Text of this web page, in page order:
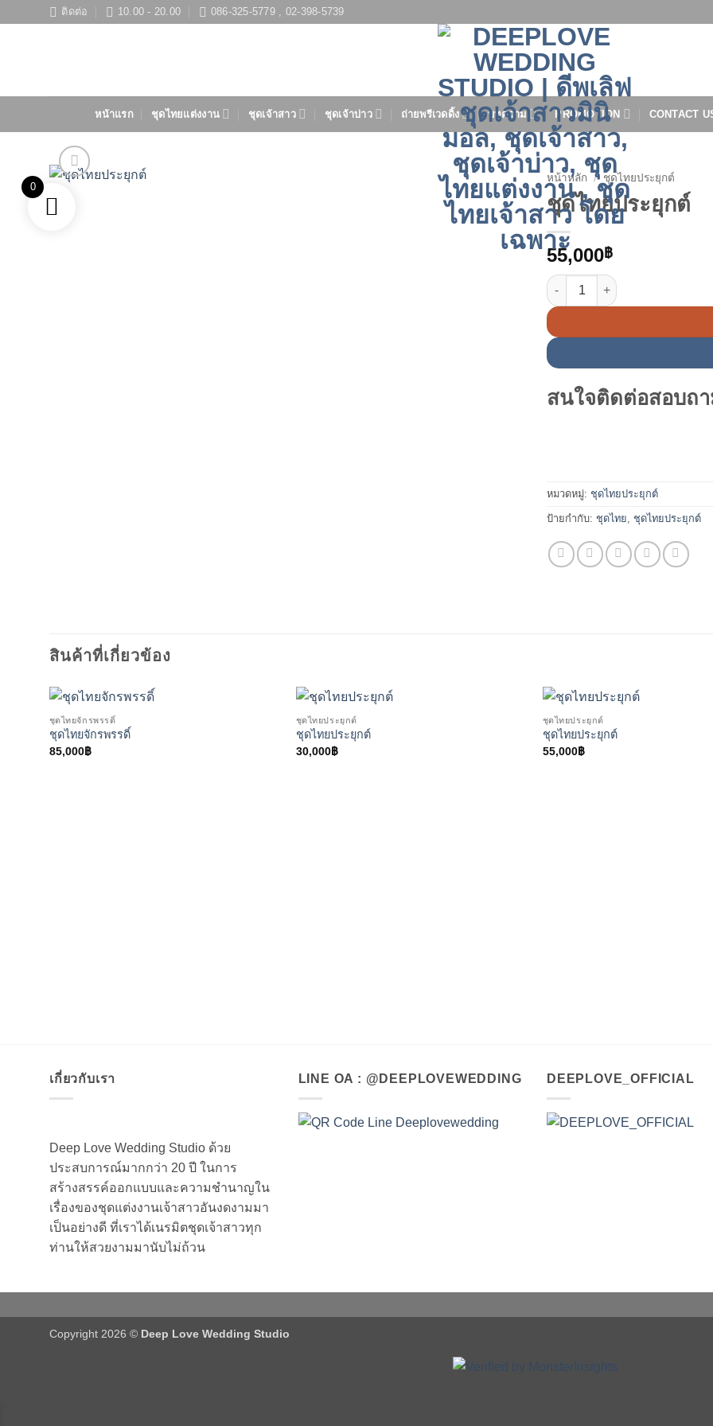
ติดต่อ 10.00 - 20.00 086-325-5779 , 02-398-5739
หน้าแรก ชุดไทยแต่งงาน ชุดเจ้าสาว ชุดเจ้าบ่าว ถ่ายพรีเวดดิ้ง บทความ PROMOTION CONTACT
หน้าหลัก / ชุดไทยประยุกต์
ชุดไทยประยุกต์
55,000฿
จำนวน ชุดไทยประยุกต์ ชิ้น
สนใจติดต่อสอบถ
หมวดหมู่: ชุดไทยประยุกต์
ป้ายกำกับ: ชุดไทย, ชุดไทยประยุกต์
สินค้าที่เกี่ยวข้อง
ชุดไทยจักรพรรดิ์
ชุดไทยจักรพรรดิ์
85,000฿
ชุดไทยประยุกต์
ชุดไทยประยุกต์
30,000฿
ชุดไทยประยุกต์
ชุดไทยประยุกต์
55,000฿
เกี่ยวกับเรา
Deep Love Wedding Studio ด้วย
ประสบการณ์มากกว่า 20 ปี ในการ
สร้างสรรค์ออกแบบและความชำนาญใน
เรื่องของชุดแต่งงานเจ้าสาวอันงดงามมา
เป็นอย่างดี ที่เราได้เนรมิตชุดเจ้าสาวทุก
ท่านให้สวยงามมานับไม่ถ้วน
LINE OA : @DEEPLOVEWEDDING DEEPLOVE_OFFICIAL
Copyright 2026 © Deep Love Wedding Studio
0